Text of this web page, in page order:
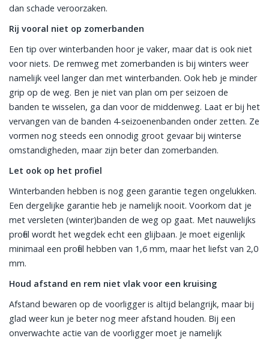
dan schade veroorzaken.
Rij vooral niet op zomerbanden
Een tip over winterbanden hoor je vaker, maar dat is ook niet
voor niets. De remweg met zomerbanden is bij winters weer
namelijk veel langer dan met winterbanden. Ook heb je minder
grip op de weg. Ben je niet van plan om per seizoen de
banden te wisselen, ga dan voor de middenweg. Laat er bij het
vervangen van de banden 4-seizoenenbanden onder zetten. Ze
vormen nog steeds een onnodig groot gevaar bij winterse
omstandigheden, maar zijn beter dan zomerbanden.
Let ook op het profiel
Winterbanden hebben is nog geen garantie tegen ongelukken.
Een dergelijke garantie heb je namelijk nooit. Voorkom dat je
met versleten (winter)banden de weg op gaat. Met nauwelijks
profiel wordt het wegdek echt een glijbaan. Je moet eigenlijk
minimaal een profiel hebben van 1,6 mm, maar het liefst van 2,0
mm.
Houd afstand en rem niet vlak voor een kruising
Afstand bewaren op de voorligger is altijd belangrijk, maar bij
glad weer kun je beter nog meer afstand houden. Bij een
onverwachte actie van de voorligger moet je namelijk